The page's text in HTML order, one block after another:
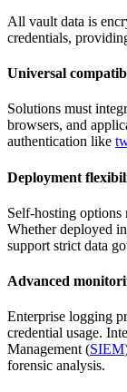
All vault data is
credentials,
Universal
Solutions must
browsers, and
authentication like
Deployment
Self-hosting options
Whether deployed
support strict data
Advanced
Enterprise logging
credential usage.
Management (SIEM
forensic analysis.